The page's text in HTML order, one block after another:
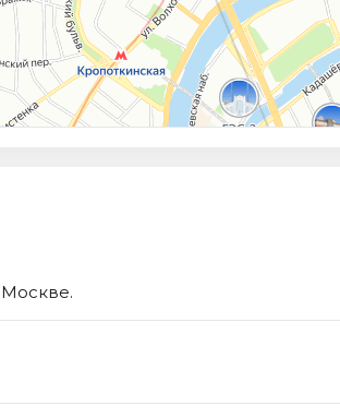
Москве.